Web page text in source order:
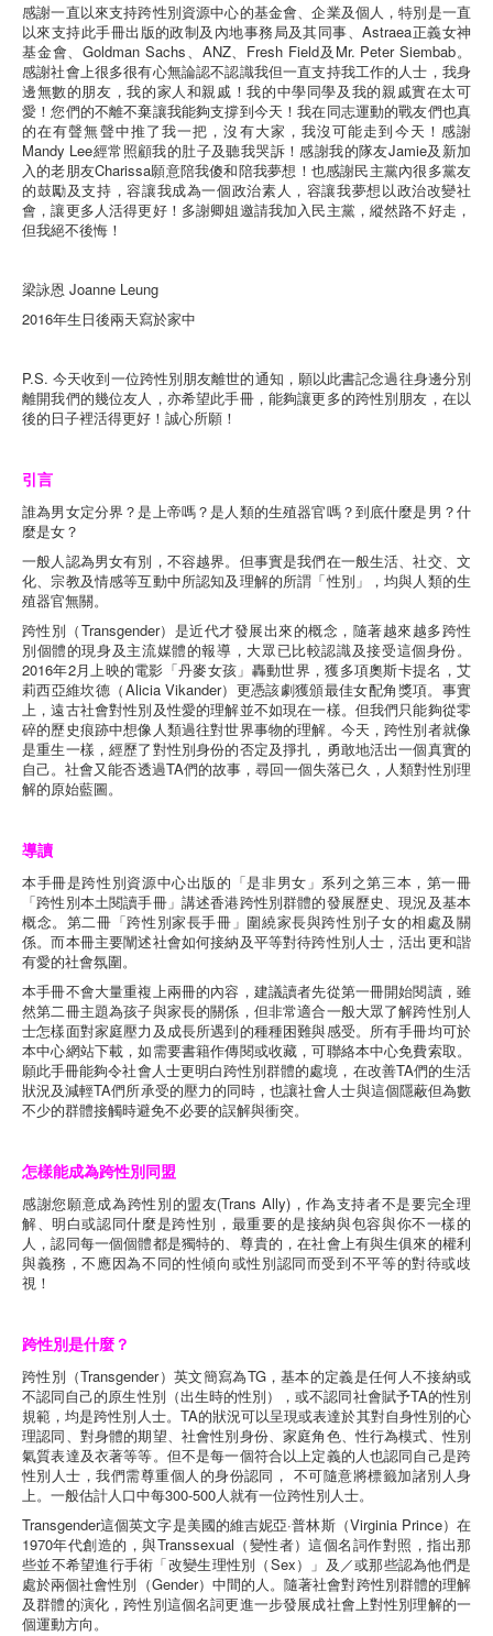
感謝一直以來支持跨性別資源中心的基金會、企業及個人，特別是一直
以來支持此手冊出版的政制及內地事務局及其同事、Astraea正義女神
基金會、Goldman Sachs、ANZ、Fresh Field及Mr. Peter Siembab。
感謝社會上很多很有心無論認不認識我但一直支持我工作的人士，我身
邊無數的朋友，我的家人和親戚！我的中學同學及我的親戚實在太可
愛！您們的不離不棄讓我能夠支撐到今天！我在同志運動的戰友們也真
的在有聲無聲中推了我一把，沒有大家，我沒可能走到今天！感謝
Mandy Lee經常照顧我的肚子及聽我哭訴！感謝我的隊友Jamie及新加
入的老朋友Charissa願意陪我傻和陪我夢想！也感謝民主黨內很多黨友
的鼓勵及支持，容讓我成為一個政治素人，容讓我夢想以政治改變社
會，讓更多人活得更好！多謝卿姐邀請我加入民主黨，縱然路不好走，
但我絕不後悔！
梁詠恩 Joanne Leung
2016年生日後兩天寫於家中
P.S. 今天收到一位跨性別朋友離世的通知，願以此書記念過往身邊分別
離開我們的幾位友人，亦希望此手冊，能夠讓更多的跨性別朋友，在以
後的日子裡活得更好！誠心所願！
引言
誰為男女定分界？是上帝嗎？是人類的生殖器官嗎？到底什麼是男？什
麼是女？
一般人認為男女有別，不容越界。但事實是我們在一般生活、社交、文
化、宗教及情感等互動中所認知及理解的所謂「性別」，均與人類的生
殖器官無關。
跨性別（Transgender）是近代才發展出來的概念，隨著越來越多跨性
別個體的現身及主流媒體的報導，大眾已比較認識及接受這個身份。
2016年2月上映的電影「丹麥女孩」轟動世界，獲多項奧斯卡提名，艾
莉西亞維坎德（Alicia Vikander）更憑該劇獲頒最佳女配角獎項。事實
上，遠古社會對性別及性愛的理解並不如現在一樣。但我們只能夠從零
碎的歷史痕跡中想像人類過往對世界事物的理解。今天，跨性別者就像
是重生一樣，經歷了對性別身份的否定及掙扎，勇敢地活出一個真實的
自己。社會又能否透過TA們的故事，尋回一個失落已久，人類對性別理
解的原始藍圖。
導讀
本手冊是跨性別資源中心出版的「是非男女」系列之第三本，第一冊
「跨性別本土閱讀手冊」講述香港跨性別群體的發展歷史、現況及基本
概念。第二冊「跨性別家長手冊」圍繞家長與跨性別子女的相處及關
係。而本冊主要闡述社會如何接納及平等對待跨性別人士，活出更和諧
有愛的社會氛圍。
本手冊不會大量重複上兩冊的內容，建議讀者先從第一冊開始閱讀，雖
然第二冊主題為孩子與家長的關係，但非常適合一般大眾了解跨性別人
士怎樣面對家庭壓力及成長所遇到的種種困難與感受。所有手冊均可於
本中心網站下載，如需要書籍作傳閱或收藏，可聯絡本中心免費索取。
願此手冊能夠令社會人士更明白跨性別群體的處境，在改善TA們的生活
狀況及減輕TA們所承受的壓力的同時，也讓社會人士與這個隱蔽但為數
不少的群體接觸時避免不必要的誤解與衝突。
怎樣能成為跨性別同盟
感謝您願意成為跨性別的盟友(Trans Ally)，作為支持者不是要完全理
解、明白或認同什麼是跨性別，最重要的是接納與包容與你不一樣的
人，認同每一個個體都是獨特的、尊貴的，在社會上有與生俱來的權利
與義務，不應因為不同的性傾向或性別認同而受到不平等的對待或歧
視！
跨性別是什麼？
跨性別（Transgender）英文簡寫為TG，基本的定義是任何人不接納或
不認同自己的原生性別（出生時的性別），或不認同社會賦予TA的性別
規範，均是跨性別人士。TA的狀況可以呈現或表達於其對自身性別的心
理認同、對身體的期望、社會性別身份、家庭角色、性行為模式、性別
氣質表達及衣著等等。但不是每一個符合以上定義的人也認同自己是跨
性別人士，我們需尊重個人的身份認同， 不可隨意將標籤加諸別人身
上。一般估計人口中每300-500人就有一位跨性別人士。
Transgender這個英文字是美國的維吉妮亞·普林斯（Virginia Prince）在
1970年代創造的，與Transsexual（變性者）這個名詞作對照，指出那
些並不希望進行手術「改變生理性別（Sex）」及／或那些認為他們是
處於兩個社會性別（Gender）中間的人。隨著社會對跨性別群體的理解
及群體的演化，跨性別這個名詞更進一步發展成社會上對性別理解的一
個運動方向。